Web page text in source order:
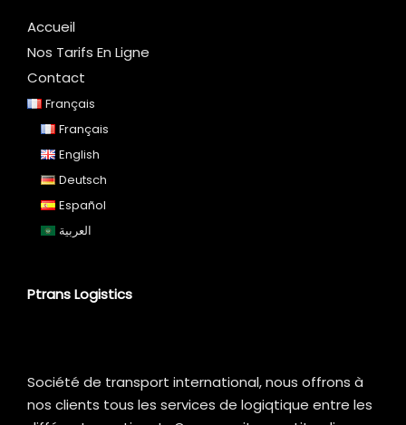
Accueil
Nos Tarifs En Ligne
Contact
Français
Français
English
Deutsch
Español
العربية
Ptrans Logistics
Société de transport international, nous offrons à
nos clients tous les services de logiqtique entre les